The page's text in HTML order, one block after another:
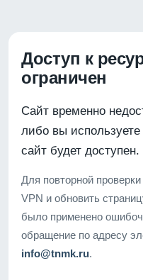
Доступ к
ограничен
Сайт временно
либо вы
сайт будет доступен.
Для повторной
VPN и обновить
было применено
обращение по адресу
info@tnmk.ru.